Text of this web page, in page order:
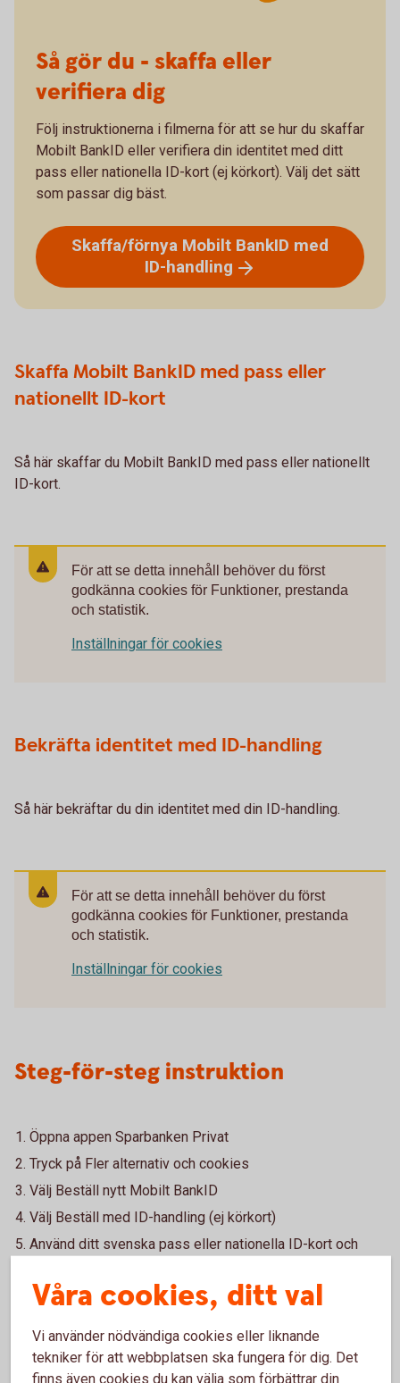
Så gör du - skaffa eller
verifiera dig
Följ instruktionerna i filmerna för att se hur du skaffar
Mobilt BankID eller verifiera din identitet med ditt
pass eller nationella ID-kort (ej körkort). Välj det sätt
som passar dig bäst.
Skaffa/förnya Mobilt BankID med
ID-handling
Skaffa Mobilt BankID med pass eller
nationellt ID-kort
Så här skaffar du Mobilt BankID med pass eller nationellt
ID-kort.
För att se detta innehåll behöver du först
godkänna cookies för Funktioner, prestanda
och statistik.
Inställningar för cookies
Bekräfta identitet med ID-handling
Så här bekräftar du din identitet med din ID-handling.
För att se detta innehåll behöver du först
godkänna cookies för Funktioner, prestanda
och statistik.
Inställningar för cookies
Steg-för-steg instruktion
Öppna appen Sparbanken Privat
Tryck på Fler alternativ och cookies
Välj Beställ nytt Mobilt BankID
Välj Beställ med ID-handling (ej körkort)
Använd ditt svenska pass eller nationella ID-kort och
Fotografera och blippa ditt pass eller nationella ID-kort
Genomför ansiktsigenkänning
När du verifierat dig - godkänn villkor och hämta Mobilt
BankID.
Våra cookies, ditt val
Vi använder nödvändiga cookies eller liknande
tekniker för att webbplatsen ska fungera för dig. Det
finns även cookies du kan välja som förbättrar din